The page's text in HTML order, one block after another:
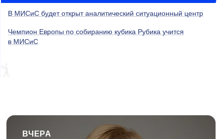
В МИСиС будет открыт аналитический ситуационный центр
Чемпион Европы по собиранию кубика Рубика учится
в МИСиС
ВЧЕРА